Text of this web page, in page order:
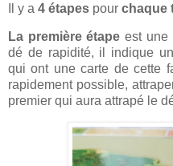
Il y a 4 étapes pour chaque
La première étape est une
dé de rapidité, il indique
qui ont une carte de cette
rapidement possible,
premier qui aura attrapé le